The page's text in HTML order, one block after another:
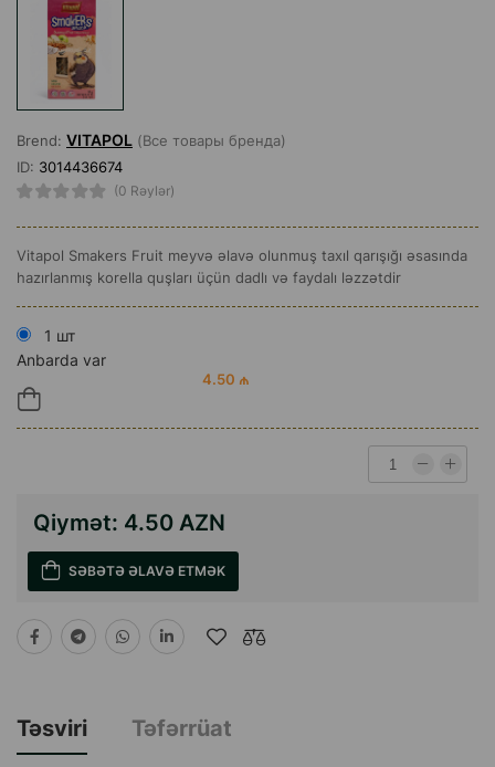
Brend: VITAPOL (Все товары бренда)
ID: 3014436674
(0 Rəylər)
Vitapol Smakers Fruit meyvə əlavə olunmuş taxıl qarışığı əsasında
hazırlanmış korella quşları üçün dadlı və faydalı ləzzətdir
1 шт
Anbarda var
4.50 ₼
Qiymət: 4.50 AZN
SƏBƏTƏ ƏLAVƏ ETMƏK
Təsviri
Təfərrüat